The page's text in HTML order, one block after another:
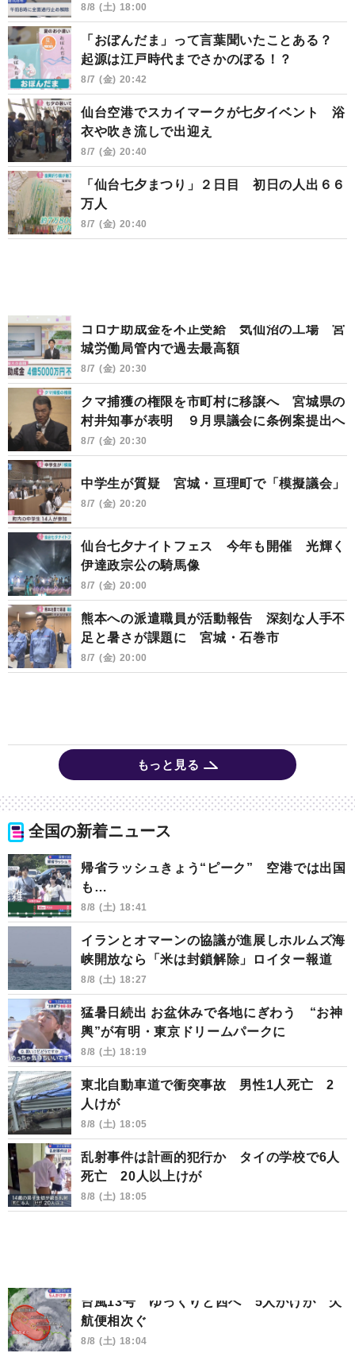
8/8 (土) 18:00
「おぼんだま」って言葉聞いたことある？
起源は江戸時代までさかのぼる！？
8/7 (金) 20:42
仙台空港でスカイマークが七夕イベント 浴
衣や吹き流しで出迎え
8/7 (金) 20:40
「仙台七夕まつり」２日目 初日の人出６６
万人
8/7 (金) 20:40
コロナ助成金を不正受給 気仙沼の工場 宮
城労働局管内で過去最高額
8/7 (金) 20:30
クマ捕獲の権限を市町村に移譲へ 宮城県の
村井知事が表明 ９月県議会に条例案提出へ
8/7 (金) 20:30
中学生が質疑 宮城・亘理町で「模擬議会」
8/7 (金) 20:20
仙台七夕ナイトフェス 今年も開催 光輝く
伊達政宗公の騎馬像
8/7 (金) 20:00
熊本への派遣職員が活動報告 深刻な人手不
足と暑さが課題に 宮城・石巻市
8/7 (金) 20:00
もっと見る
全国の新着ニュース
帰省ラッシュきょう“ピーク” 空港では出国
も…
8/8 (土) 18:41
イランとオマーンの協議が進展しホルムズ海
峡開放なら「米は封鎖解除」ロイター報道
8/8 (土) 18:27
猛暑日続出 お盆休みで各地にぎわう “お神
輿”が有明・東京ドリームパークに
8/8 (土) 18:19
東北自動車道で衝突事故 男性1人死亡 2
人けが
8/8 (土) 18:05
乱射事件は計画的犯行か タイの学校で6人
死亡 20人以上けが
8/8 (土) 18:05
台風13号 ゆっくりと西へ 5人がけが 欠
航便相次ぐ
8/8 (土) 18:04